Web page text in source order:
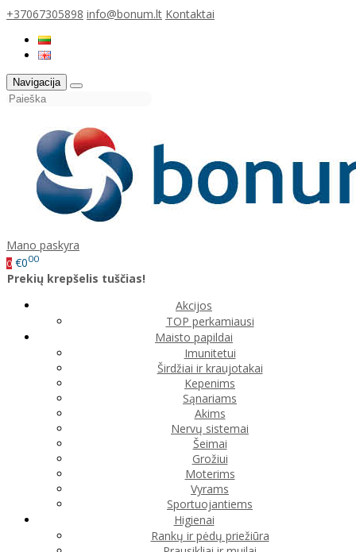
+37067305898 info@bonum.lt Kontaktai
Navigacija
Mano paskyra
0 €000
Prekių krepšelis tuščias!
Akcijos
TOP perkamiausi
Maisto papildai
Imunitetui
Širdžiai ir kraujotakai
Kepenims
Sąnariams
Akims
Nervų sistemai
Šeimai
Grožiui
Moterims
Vyrams
Sportuojantiems
Higienai
Rankų ir pėdų priežiūra